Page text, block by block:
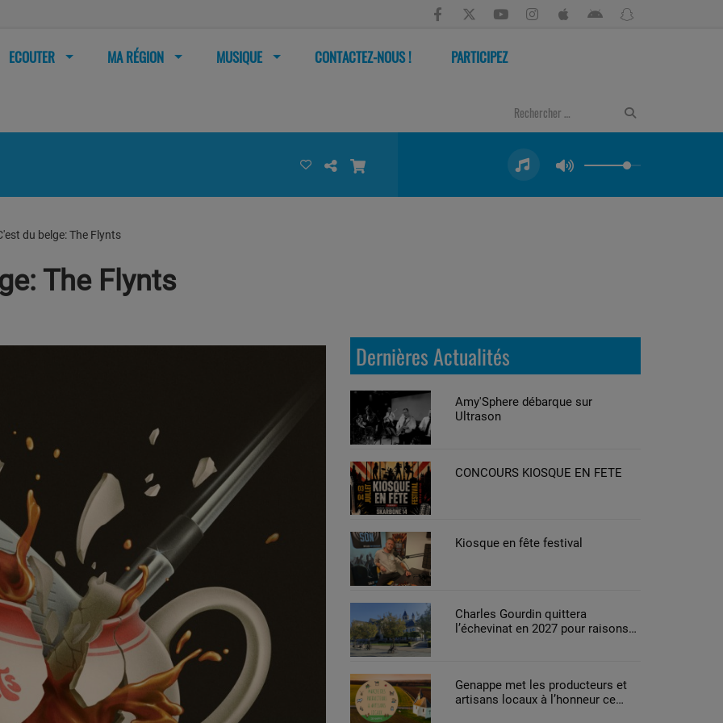
ECOUTER MA RÉGION MUSIQUE CONTACTEZ-NOUS ! PARTICIPEZ
du belge: The Flynts
The Flynts
Dernières Actualités
Amy'Sphere débarque sur
Ultrason
CONCOURS KIOSQUE EN FETE
Kiosque en fête festival
Charles Gourdin quittera
l’échevinat en 2027 pour raisons
Genappe met les producteurs et
artisans locaux à l’honneur ce